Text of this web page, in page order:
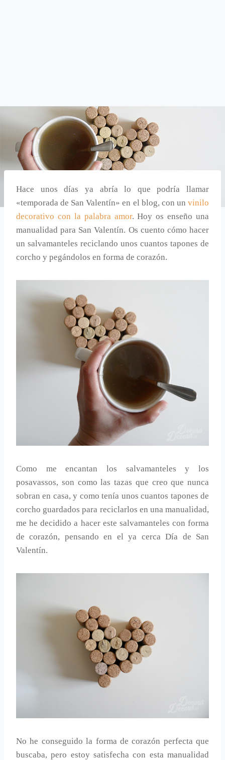
Hace unos días ya abría lo que podría llamar
«temporada de San Valentín» en el blog, con un vinilo
decorativo con la palabra amor. Hoy os enseño una
manualidad para San Valentín. Os cuento cómo hacer
un salvamanteles reciclando unos cuantos tapones de
corcho y pegándolos en forma de corazón.
Como me encantan los salvamanteles y los
posavassos, son como las tazas que creo que nunca
sobran en casa, y como tenía unos cuantos tapones de
corcho guardados para reciclarlos en una manualidad,
me he decidido a hacer este salvamanteles con forma
de corazón, pensando en el ya cerca Día de San
Valentín.
No he conseguido la forma de corazón perfecta que
buscaba, pero estoy satisfecha con esta manualidad